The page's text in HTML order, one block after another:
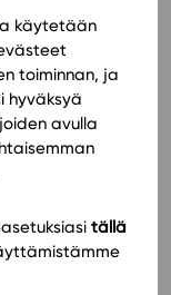
käytetään
toiminnan, ja
hyväksyä
avulla
tällä
hahmottamaan
opiskelija
-lukujen
jokainen
eritasoisia
kielentämistä
on nostettu
avulla. Sen